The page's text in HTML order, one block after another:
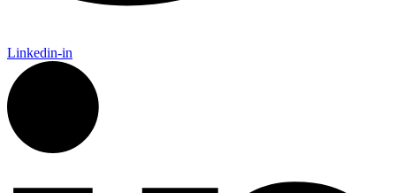
Linkedin-in